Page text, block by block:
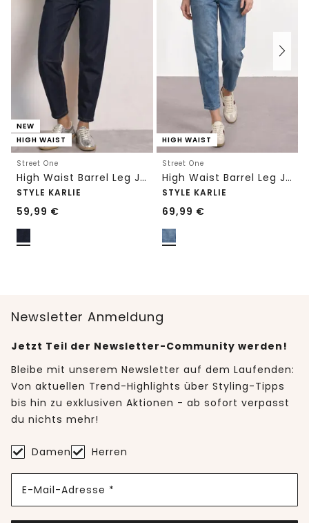
NEW
HIGH WAIST
Street One
High Waist Barrel Leg Jeans im Loose Fit
STYLE KARLIE
59,99 €
HIGH WAIST
Street One
High Waist Barrel Leg Jeans im Loose Fit
STYLE KARLIE
69,99 €
Newsletter Anmeldung
Jetzt Teil der Newsletter-Community werden!
Bleibe mit unserem Newsletter auf dem Laufenden:
Von aktuellen Trend-Highlights über Styling-Tipps
bis hin zu exklusiven Aktionen - ab sofort verpasst
du nichts mehr!
Damen Herren
E-Mail-Adresse *